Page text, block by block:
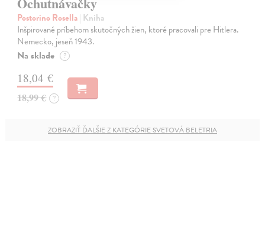
Postorino Rosella| Kniha
Inšpirované príbehom skutočných žien, ktoré pracovali pre Hitlera.
Nemecko, jeseň 1943.
Na sklade ?
18,04 €
18,99 € ?
ZOBRAZIŤ ĎALŠIE Z KATEGÓRIE SVETOVÁ BELETRIA